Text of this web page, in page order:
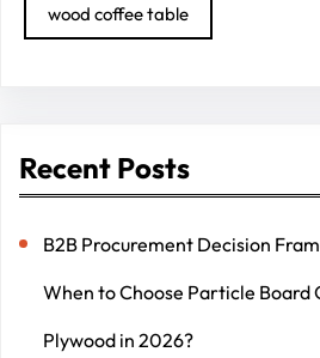
wood coffee table
Recent Posts
B2B Procurement Decision
When to Choose Particle Board
Plywood in 2026?